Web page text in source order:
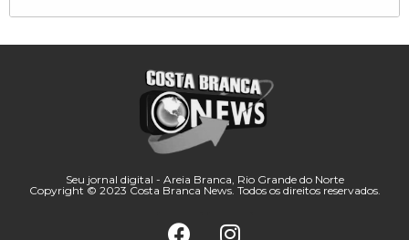
Seu jornal digital - Areia Branca, Rio Grande do Norte
Copyright © 2023 Costa Branca News. Todos os direitos reservados.